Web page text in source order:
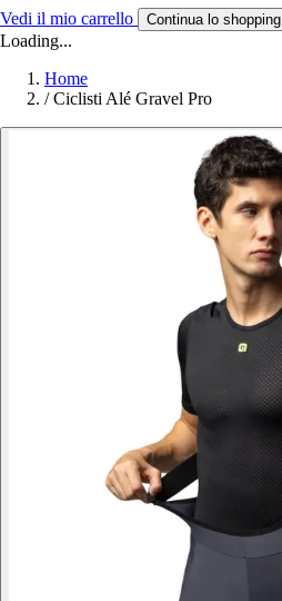
Vedi il mio carrello Continua lo shopping
Loading...
Home
/ Ciclisti Alé Gravel Pro